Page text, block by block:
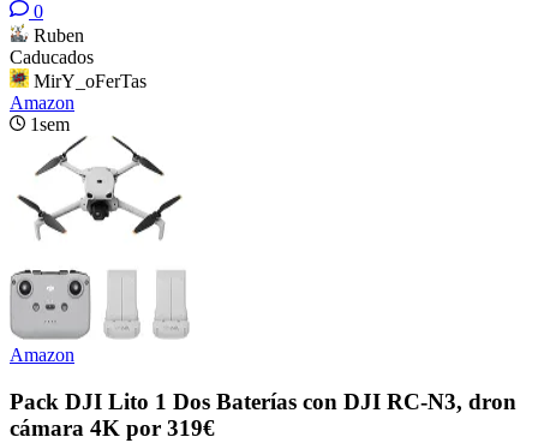
0
Ruben
Caducados
MirY_oFerTas
Amazon
1sem
Amazon
Pack DJI Lito 1 Dos Baterías con DJI RC-N3, dron
cámara 4K por 319€